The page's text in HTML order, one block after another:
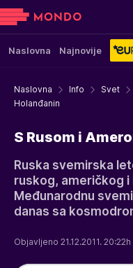
Naslovna Najnovije
Naslovna Info Svet
Holanđanin
S Rusom i
Ruska svemirska
ruskog, američkog
Međunarodnu
danas sa
Objavljeno 21.12.2011. 20:22h